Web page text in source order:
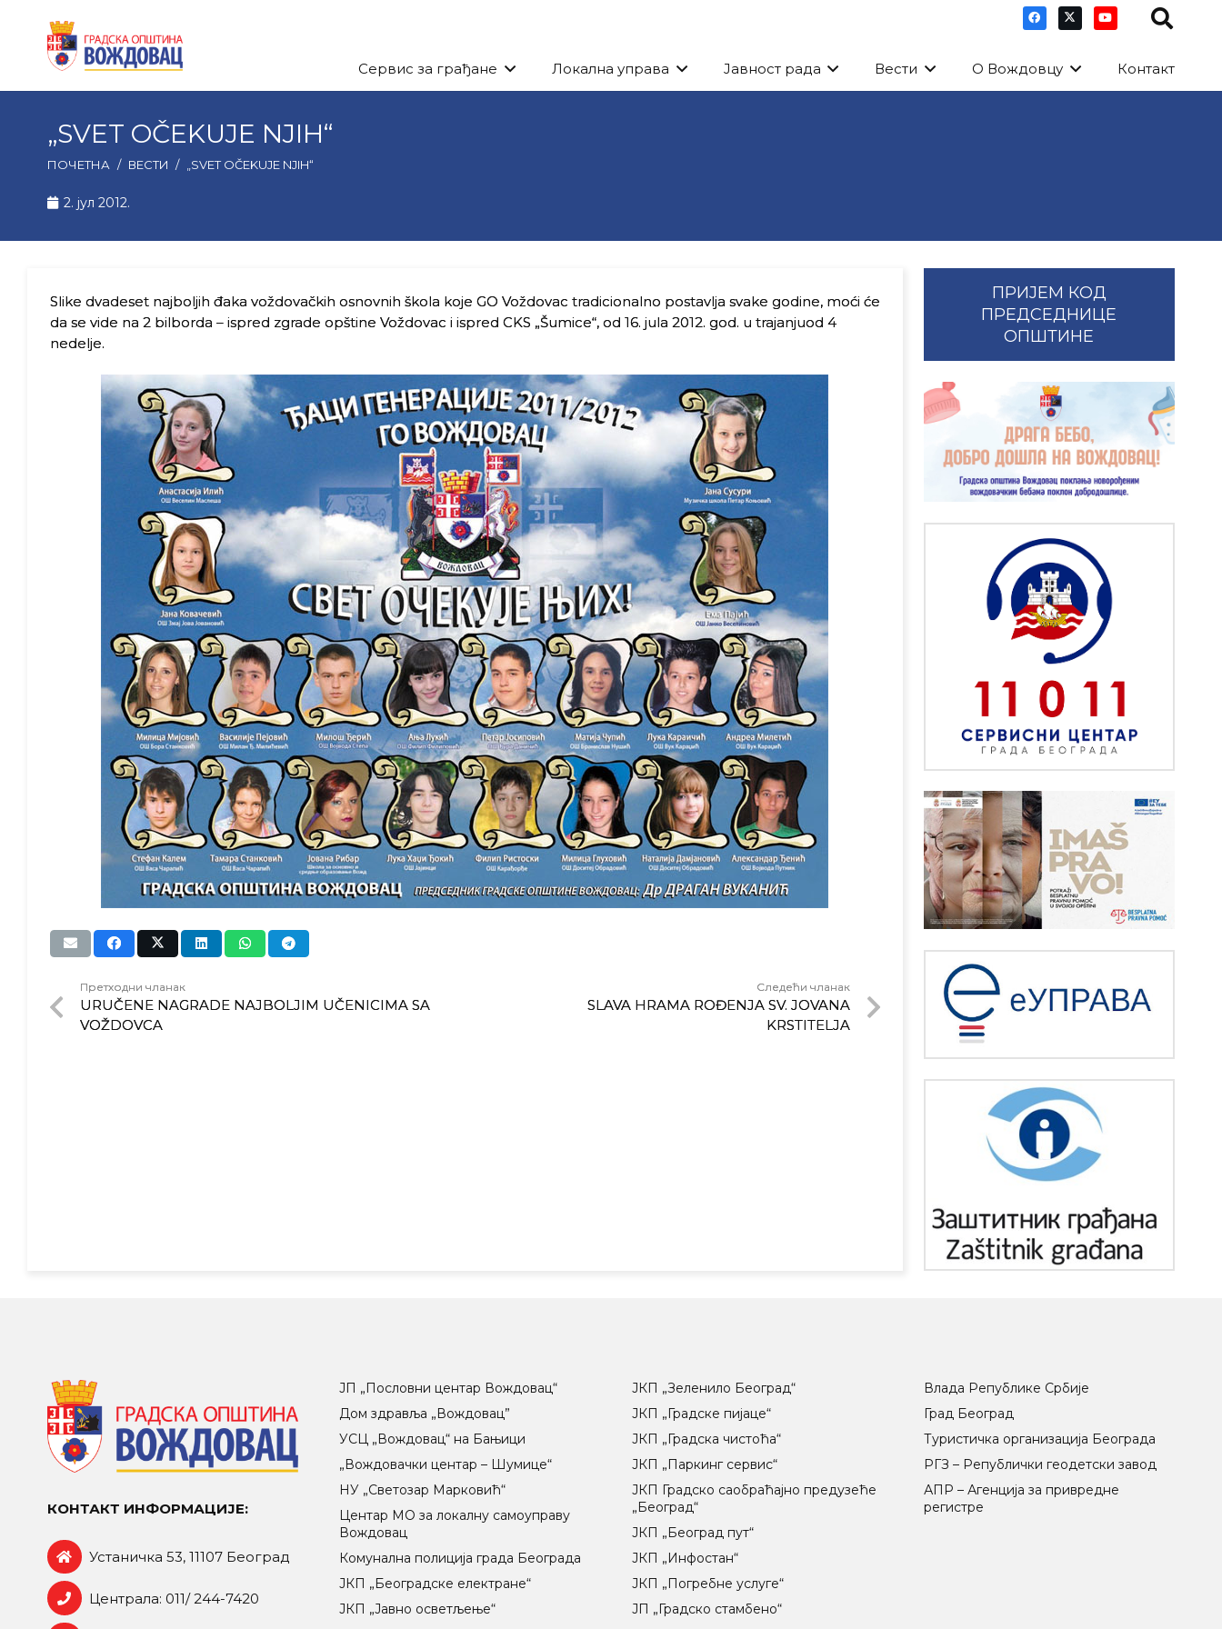
Сервис за грађане Локална управа Јавност рада Вести О Вождовцу Контакт
„SVET OČEKUJE NJIH“
ПОЧЕТНА / ВЕСТИ / „SVET OČEKUJE NJIH“
2. јул 2012.
Slike dvadeset najboljih đaka voždovačkih osnovnih škola koje GO Voždovac tradicionalno postavlja svake godine, moći će
da se vide na 2 bilborda – ispred zgrade opštine Voždovac i ispred CKS „Šumice“, od 16. jula 2012. god. u trajanjuod 4
nedelje.
Претходни чланак
URUČENE NAGRADE NAJBOLJIM UČENICIMA SA
VOŽDOVCA
Следећи чланак
SLAVA HRAMA ROĐENJA SV. JOVANA
KRSTITELJA
ПРИЈЕМ КОД
ПРЕДСЕДНИЦЕ
ОПШТИНЕ
КОНТАКТ ИНФОРМАЦИЈЕ:
Устаничка 53, 11107 Београд
Централа: 011/ 244-7420
ЈП „Пословни центар Вождовац“
Дом здравља „Вождовац”
УСЦ „Вождовац“ на Бањици
„Вождовачки центар – Шумице“
НУ „Светозар Марковић“
Центар МO за локалну самоуправу
Вождовац
Комунална полиција града Београда
ЈКП „Београдске електране“
ЈКП „Јавно осветљење“
ЈКП „Зеленило Београд“
ЈКП „Градске пијаце“
ЈКП „Градска чистоћа“
ЈКП „Паркинг сервис“
ЈКП Градско саобраћајно предузеће
„Београд“
ЈКП „Београд пут“
ЈКП „Инфостан“
ЈКП „Погребне услуге“
ЈП „Градско стамбено“
Влада Републике Србије
Град Београд
Туристичка организација Београда
РГЗ – Републички геодетски завод
АПР – Агенција за привредне
регистре